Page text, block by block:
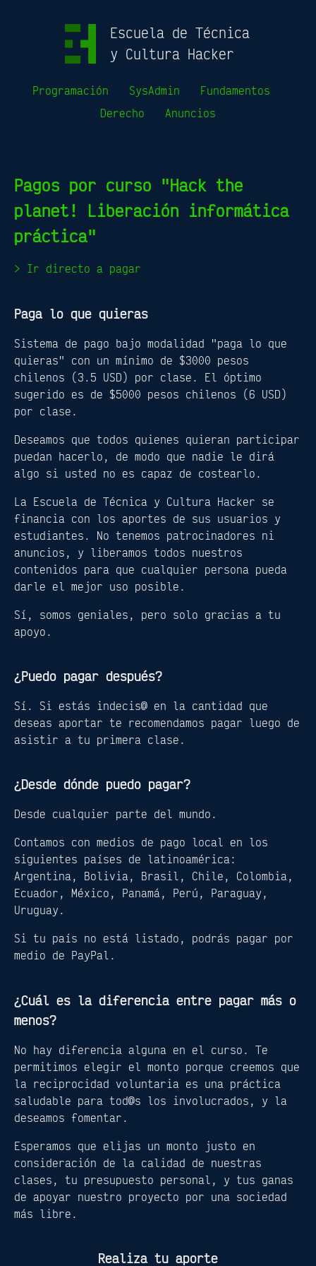
Escuela de Técnica
y Cultura Hacker
Programación SysAdmin
Fundamentos
Derecho
Anuncios
Pagos por curso "Hack the
planet! Liberación informática
práctica"
> Ir directo a pagar
Paga lo que quieras
Sistema de pago bajo modalidad "paga lo que
quieras" con un mínimo de $3000 pesos
chilenos (3.5 USD) por clase. El óptimo
sugerido es de $5000 pesos chilenos (6 USD)
por clase.
Deseamos que todos quienes quieran participar
puedan hacerlo, de modo que nadie le dirá
algo si usted no es capaz de costearlo.
La Escuela de Técnica y Cultura Hacker se
financia con los aportes de sus usuarios y
estudiantes. No tenemos patrocinadores ni
anuncios, y liberamos todos nuestros
contenidos para que cualquier persona pueda
darle el mejor uso posible.
Sí, somos geniales, pero solo gracias a tu
apoyo.
¿Puedo pagar después?
Sí. Si estás indecis@ en la cantidad que
deseas aportar te recomendamos pagar luego de
asistir a tu primera clase.
¿Desde dónde puedo pagar?
Desde cualquier parte del mundo.
Contamos con medios de pago local en los
siguientes países de latinoamérica:
Argentina, Bolivia, Brasil, Chile, Colombia,
Ecuador, México, Panamá, Perú, Paraguay,
Uruguay.
Si tu país no está listado, podrás pagar por
medio de PayPal.
¿Cuál es la diferencia entre pagar más o
menos?
No hay diferencia alguna en el curso. Te
permitimos elegir el monto porque creemos que
la reciprocidad voluntaria es una práctica
saludable para tod@s los involucrados, y la
deseamos fomentar.
Esperamos que elijas un monto justo en
consideración de la calidad de nuestras
clases, tu presupuesto personal, y tus ganas
de apoyar nuestro proyecto por una sociedad
más libre.
Realiza tu aporte